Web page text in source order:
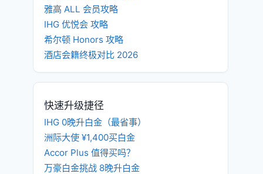
雅高 ALL 会员攻略
IHG 优悦会 攻略
希尔顿 Honors 攻略
酒店会籍终极对比 2026
快速升级捷径
IHG 0晚升白金（最省事）
洲际大使 ¥1,400买白金
Accor Plus 值得买吗？
万豪白金挑战 8晚升白金